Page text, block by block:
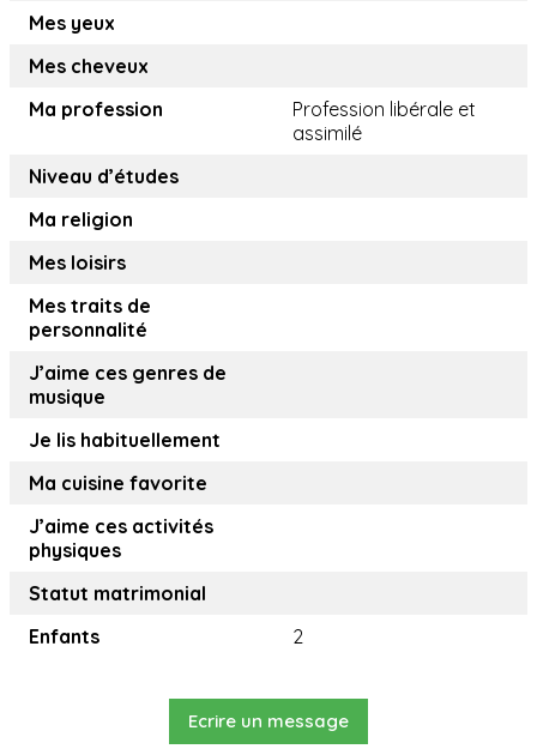
Mes yeux
Mes cheveux
Ma profession
Profession libérale et
assimilé
Niveau d’études
Ma religion
Mes loisirs
Mes traits de
personnalité
J’aime ces genres de
musique
Je lis habituellement
Ma cuisine favorite
J’aime ces activités
physiques
Statut matrimonial
Enfants
2
Ecrire un message